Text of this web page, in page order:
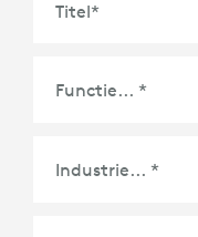
Titel*